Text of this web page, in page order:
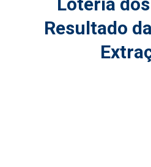
Resultado